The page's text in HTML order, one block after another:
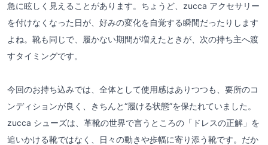
急に眩しく見えることがあります。ちょうど、zucca アクセサリー
を付けなくなった日が、好みの変化を自覚する瞬間だったりします
よね。靴も同じで、履かない期間が増えたときが、次の持ち主へ渡
すタイミングです。
今回のお持ち込みでは、全体として使用感はありつつも、要所のコ
ンディションが良く、きちんと“履ける状態”を保たれていました。
zucca シューズは、革靴の世界で言うところの「ドレスの正解」を
追いかける靴ではなく、日々の動きや歩幅に寄り添う靴です。だか